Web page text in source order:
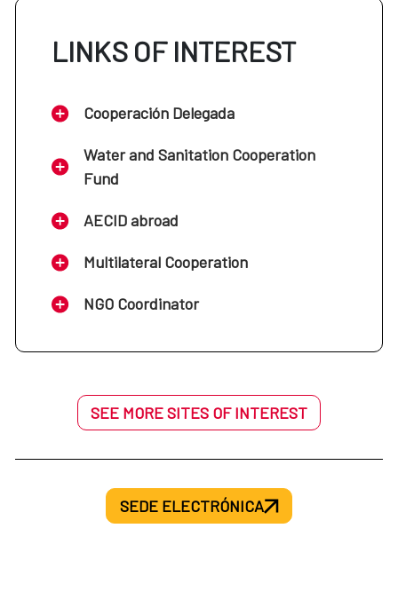
LINKS OF INTEREST
Cooperación Delegada
Water and Sanitation Cooperation
Fund
AECID abroad
Multilateral Cooperation
NGO Coordinator
SEE MORE SITES OF INTEREST
SEDE ELECTRÓNICA